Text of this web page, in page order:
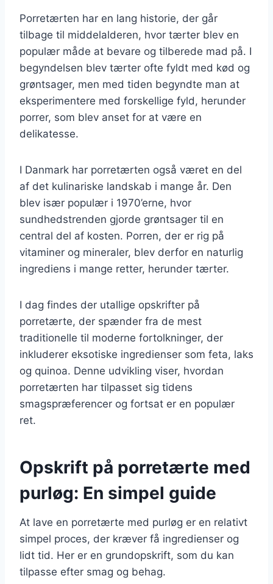
Porretærten har en lang historie, der går
tilbage til middelalderen, hvor tærter blev en
populær måde at bevare og tilberede mad på. I
begyndelsen blev tærter ofte fyldt med kød og
grøntsager, men med tiden begyndte man at
eksperimentere med forskellige fyld, herunder
porrer, som blev anset for at være en
delikatesse.
I Danmark har porretærten også været en del
af det kulinariske landskab i mange år. Den
blev især populær i 1970’erne, hvor
sundhedstrenden gjorde grøntsager til en
central del af kosten. Porren, der er rig på
vitaminer og mineraler, blev derfor en naturlig
ingrediens i mange retter, herunder tærter.
I dag findes der utallige opskrifter på
porretærte, der spænder fra de mest
traditionelle til moderne fortolkninger, der
inkluderer eksotiske ingredienser som feta, laks
og quinoa. Denne udvikling viser, hvordan
porretærten har tilpasset sig tidens
smagspræferencer og fortsat er en populær
ret.
Opskrift på porretærte med
purløg: En simpel guide
At lave en porretærte med purløg er en relativt
simpel proces, der kræver få ingredienser og
lidt tid. Her er en grundopskrift, som du kan
tilpasse efter smag og behag.